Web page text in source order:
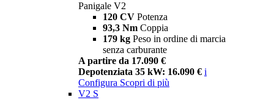
Panigale V2
120 CV Potenza
93,3 Nm Coppia
179 kg Peso in ordine di marcia
senza carburante
A partire da 17.090 €
Depotenziata 35 kW: 16.090 € i
Configura Scopri di più
V2 S